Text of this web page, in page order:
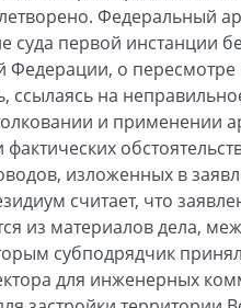
Федеральный
суда первой
о пересмотре
ссылаясь на
и применении
изложенных в
считает, что
из материалов дела,
субподрядчик
для инженерных